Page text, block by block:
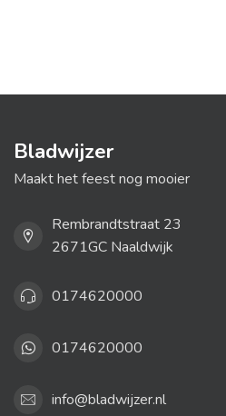
Bladwijzer
Maakt het feest nog mooier
Rembrandtstraat 23
2671GC Naaldwijk
0174620000
0174620000
info@bladwijzer.nl